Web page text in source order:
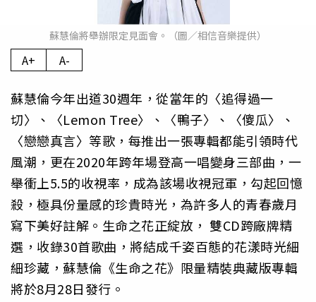
蘇慧倫將舉辦限定見面會。（圖／相信音樂提供）
A+ A-
蘇慧倫今年出道30週年，從當年的〈追得過一
切〉、〈Lemon Tree〉、〈鴨子〉、〈傻瓜〉、
〈戀戀真言〉等歌，每推出一張專輯都能引領時代
風潮，更在2020年跨年場登高一唱變身三部曲，一
舉衝上5.5的收視率，成為該場收視冠軍，勾起回憶
殺，極具份量感的珍貴時光，為許多人的青春歲月
寫下美好註解。生命之花正綻放， 雙CD跨廠牌精
選，收錄30首歌曲，將結成千姿百態的花漾時光細
細珍藏，蘇慧倫《生命之花》限量精裝典藏版專輯
將於8月28日發行。